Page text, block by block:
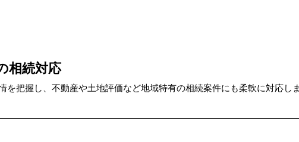
相続対応
を把握し、不動産や土地評価など地域特有の相続案件にも柔軟に対応し